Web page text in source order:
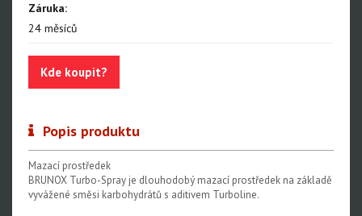
Záruka:
24 měsíců
Kde koupit?
Popis produktu
Mazací prostředek
BRUNOX Turbo-Spray je dlouhodobý mazací prostředek na základě
vyvážené směsi karbohydrátů s aditivem Turboline.